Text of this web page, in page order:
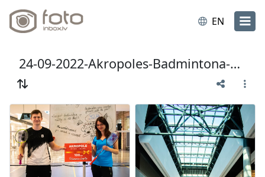
EN
24-09-2022-Akropoles-Badmintona-Diena